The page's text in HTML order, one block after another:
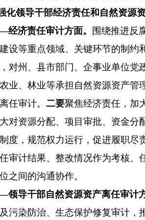
化领导干部经济责任和自然资源
济责任审计方面。
围绕推进反
设等重点领域、 关键环节的制约
对州、县市部门、企事业单位党
业、林业等承担自然资源资产
任审计。 二要聚焦经济责任，加
对资源分配、项目审批、资金分
度，规范权力运行，促进履职尽
审计结果、整改情况作为考核、
之间的沟通协作。
导干部自然资源资产离任审计
污染防治、生态保护修复审计，